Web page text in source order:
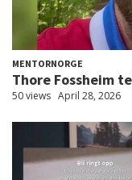
MENTORNORGE
Thore Fossheim
50 views April 28, 2026